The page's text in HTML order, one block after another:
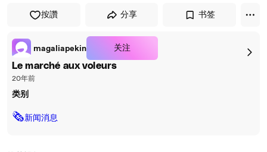
按讚 分享 书签
magaliapekin 关注
Le marché aux voleurs
20年前
类别
🗞新闻消息